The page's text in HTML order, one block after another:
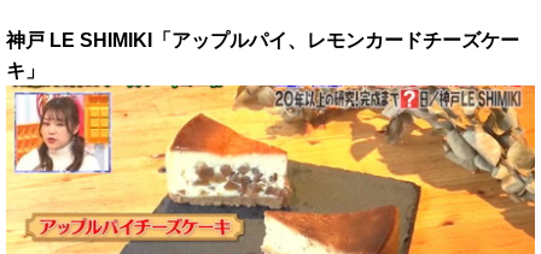
神戸 LE SHIMIKI「アップルパイ、レモンカードチーズケー
キ」